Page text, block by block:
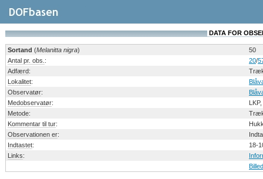
DATA FOR
Sortand (Melanitta nigra)
50
Antal pr. obs. : 20/
Adfærd:
Lokalitet:
Observatør:
Medobservatør:
Metode:
Kommentar til tur:
Observationen er:
Indtastet:
18-
Links: